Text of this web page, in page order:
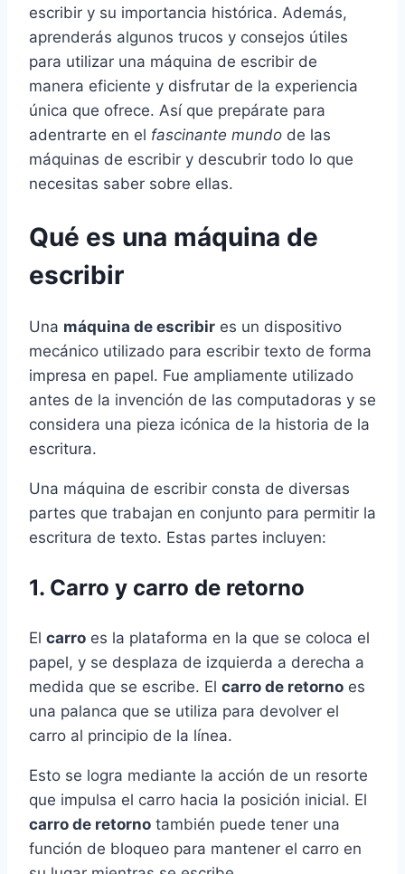
escribir y su importancia histórica. Además,
aprenderás algunos trucos y consejos útiles
para utilizar una máquina de escribir de
manera eficiente y disfrutar de la experiencia
única que ofrece. Así que prepárate para
adentrarte en el fascinante mundo de las
máquinas de escribir y descubrir todo lo que
necesitas saber sobre ellas.
Qué es una máquina de
escribir
Una máquina de escribir es un dispositivo
mecánico utilizado para escribir texto de forma
impresa en papel. Fue ampliamente utilizado
antes de la invención de las computadoras y se
considera una pieza icónica de la historia de la
escritura.
Una máquina de escribir consta de diversas
partes que trabajan en conjunto para permitir la
escritura de texto. Estas partes incluyen:
1. Carro y carro de retorno
El carro es la plataforma en la que se coloca el
papel, y se desplaza de izquierda a derecha a
medida que se escribe. El carro de retorno es
una palanca que se utiliza para devolver el
carro al principio de la línea.
Esto se logra mediante la acción de un resorte
que impulsa el carro hacia la posición inicial. El
carro de retorno también puede tener una
función de bloqueo para mantener el carro en